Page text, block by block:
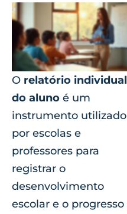
O relatório individual
do aluno é um
instrumento utilizado
por escolas e
professores para
registrar o
desenvolvimento
escolar e o progresso